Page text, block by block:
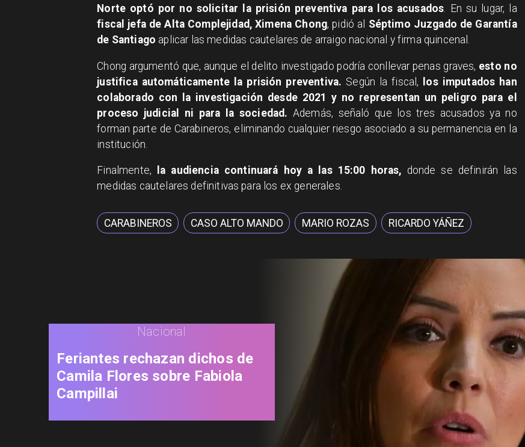
Norte optó por no solicitar la prisión preventiva para los acusados. En su lugar, la
fiscal jefa de Alta Complejidad, Ximena Chong, pidió al Séptimo Juzgado de Garantía
de Santiago aplicar las medidas cautelares de arraigo nacional y firma quincenal.
Chong argumentó que, aunque el delito investigado podría conllevar penas graves, esto no
justifica automáticamente la prisión preventiva. Según la fiscal,
los imputados han
colaborado con la investigación desde 2021 y no representan un peligro para el
proceso judicial ni para la sociedad. Además, señaló que los tres acusados ya no
forman parte de Carabineros, eliminando cualquier riesgo asociado a su permanencia en la
institución.
Finalmente, la audiencia continuará hoy a las 15:00 horas, donde se definirán las
medidas cautelares definitivas para los ex generales.
CARABINEROS CASO ALTO MANDO MARIO ROZAS RICARDO YÁÑEZ
Nacional
Feriantes rechazan dichos de
Camila Flores sobre Fabiola
Campillai